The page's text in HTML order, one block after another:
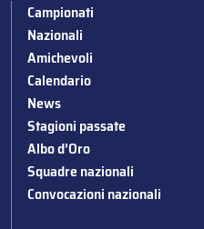
Campionati
Nazionali
Amichevoli
Calendario
News
Stagioni passate
Albo d’Oro
Squadre nazionali
Convocazioni nazionali